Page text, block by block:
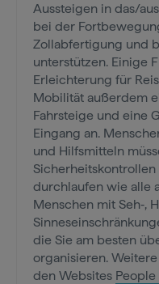
Aussteigen in das/
bei der
Zollabfertigung und
unterstützen. Einige
Erleichterung für
Mobilität außerdem
Fahrsteige und eine
Eingang an.
und Hilfsmitteln
durchlaufen wie alle
Menschen mit Seh‑,
die Sie am besten
organisieren.
den Websites